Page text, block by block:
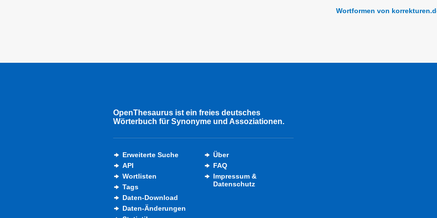
Wortformen von
OpenThesaurus ist ein freies deutsches
Wörterbuch für Synonyme und Assoziationen.
Erweiterte Suche
API
Wortlisten
Tags
Daten-Download
Daten-Änderungen
Über
FAQ
Impressum &
Datenschutz